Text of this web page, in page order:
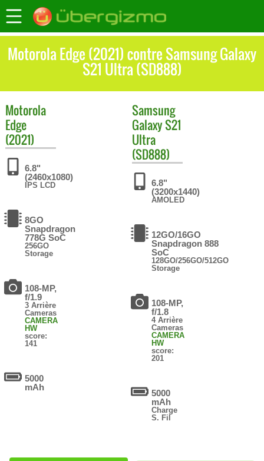
Motorola Edge (2021) contre Samsung Galaxy
S21 Ultra (SD888)
Motorola
Edge
(2021)
6.8"
(2460x1080)
IPS LCD
8GO
Snapdragon
778G SoC
256GO
Storage
108-MP,
f/1.9
3 Arrière
Cameras
CAMERA
HW
score:
141
5000
mAh
Samsung
Galaxy S21
Ultra
(SD888)
6.8"
(3200x1440)
AMOLED
12GO/16GO
Snapdragon 888
SoC
128GO/256GO/512GO
Storage
108-MP,
f/1.8
4 Arrière
Cameras
CAMERA
HW
score:
201
5000
mAh
Charge
S. Fil